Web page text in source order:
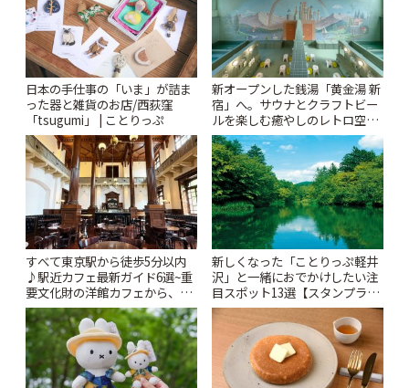
日本の手仕事の「いま」が詰ま
った器と雑貨のお店/西荻窪
「tsugumi」 | ことりっぷ
新オープンした銭湯「黄金湯 新
宿」へ。サウナとクラフトビー
ルを楽しむ癒やしのレトロ空間
| ことりっぷ
すべて東京駅から徒歩5分以内
♪駅近カフェ最新ガイド6選~重
要文化財の洋館カフェから、改
札すぐのレトロ喫茶まで~ | こと
りっぷ
新しくなった「ことりっぷ軽井
沢」と一緒におでかけしたい注
目スポット13選【スタンプラリ
ー開催中】 | ことりっぷ